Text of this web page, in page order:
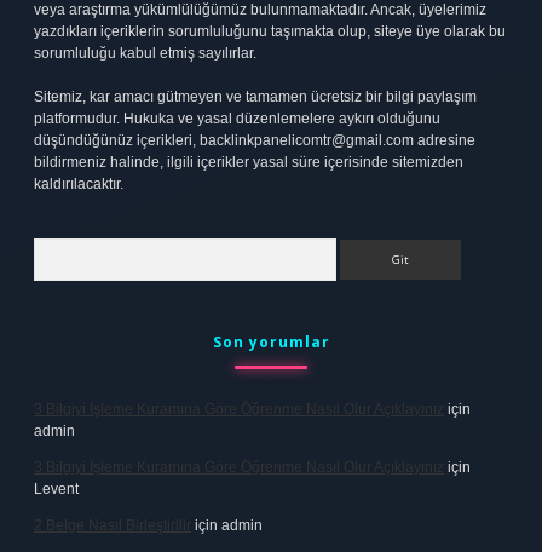
veya araştırma yükümlülüğümüz bulunmamaktadır. Ancak, üyelerimiz
yazdıkları içeriklerin sorumluluğunu taşımakta olup, siteye üye olarak bu
sorumluluğu kabul etmiş sayılırlar.
Sitemiz, kar amacı gütmeyen ve tamamen ücretsiz bir bilgi paylaşım
platformudur. Hukuka ve yasal düzenlemelere aykırı olduğunu
düşündüğünüz içerikleri, backlinkpanelicomtr@gmail.com adresine
bildirmeniz halinde, ilgili içerikler yasal süre içerisinde sitemizden
kaldırılacaktır.
Son yorumlar
3 Bilgiyi Işleme Kuramına Göre Öğrenme Nasıl Olur Açıklayınız için
admin
3 Bilgiyi Işleme Kuramına Göre Öğrenme Nasıl Olur Açıklayınız için
Levent
2 Belge Nasıl Birleştirilir için admin